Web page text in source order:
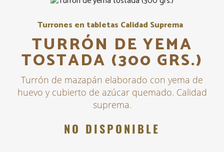
Turrones en tabletas Calidad Suprema
TURRÓN DE YEMA
TOSTADA (300 GRS.)
Turrón de mazapán elaborado con yema de
huevo y cubierto de azúcar quemado. Calidad
suprema.
NO DISPONIBLE